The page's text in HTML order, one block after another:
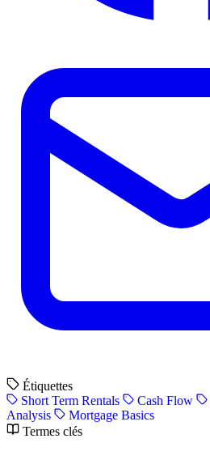
Étiquettes
Short Term Rentals
Cash Flow
Analysis
Mortgage Basics
Termes clés